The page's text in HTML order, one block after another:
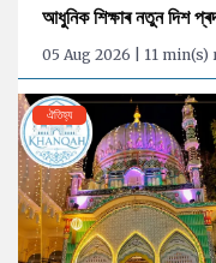
আধুনিক শিক্ষাৰ নতুন দিশ
05 Aug 2026 | 11 min(s)
ঐতিহ্য